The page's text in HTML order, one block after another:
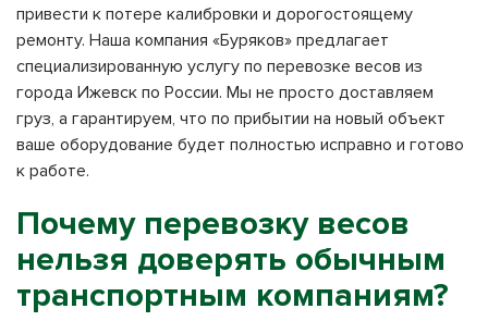
привести к потере калибровки и дорогостоящему
ремонту. Наша компания «Буряков» предлагает
специализированную услугу по перевозке весов из
города Ижевск по России. Мы не просто доставляем
груз, а гарантируем, что по прибытии на новый объект
ваше оборудование будет полностью исправно и готово
к работе.
Почему перевозку весов
нельзя доверять обычным
транспортным компаниям?